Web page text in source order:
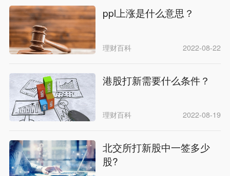
ppl上涨是什么意思？
理财百科 2022-08-22
港股打新需要什么条件？
理财百科 2022-08-19
北交所打新股中一签多少
股?